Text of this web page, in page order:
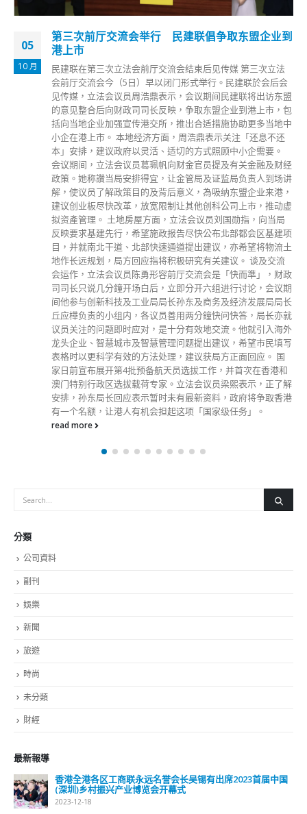
05
10 月
第三次前厅交流会举行 民建联倡争取东盟企业到
港上市
民建联在第三次立法会前厅交流会结束后见传媒 第三次立法
会前厅交流会今（5日）早以闭门形式举行。民建联於会后会
见传媒，立法会议员周浩鼎表示，会议期间民建联将出访东盟
的意见整合后向财政司司长反映，争取东盟企业到港上市，包
括向当地企业加强宣传港交所，推出合适措施协助更多当地中
小企在港上市。 本地经济方面，周浩鼎表示关注「还息不还
本」安排，建议政府以灵活、适切的方式照顾中小企需要。
会议期间，立法会议员葛珮帆向财金官员提及有关金融及财经
政策。她称讚当局安排得宜，让金管局及证监局负责人到场讲
解，使议员了解政策目的及背后意义，為吸纳东盟企业来港，
建议创业板尽快改革，放宽限制让其他创科公司上市，推动虚
拟资產管理。 土地房屋方面，立法会议员刘国勋指，向当局
反映要求基建先行，希望施政报告尽快公布北部都会区基建项
目，并就南北干道、北部快速通道提出建议，亦希望将物流土
地作长远规划，局方回应指将积极研究有关建议。 谈及交流
会运作，立法会议员陈勇形容前厅交流会是「快而準」，财政
司司长只说几分鐘开场白后，立即分开六组进行讨论，会议期
间他参与创新科技及工业局局长孙东及商务及经济发展局局长
丘应樺负责的小组内，各议员善用两分鐘快问快答，局长亦就
议员关注的问题即时应对，是十分有效地交流。他就引入海外
龙头企业、智慧城市及智慧管理问题提出建议，希望市民填写
表格时以更科学有效的方法处理，建议获局方正面回应。 国
家日前宣布展开第4批预备航天员选拔工作，并首次在香港和
澳门特别行政区选拔载荷专家。立法会议员梁熙表示，正了解
安排，孙东局长回应表示暂时未有最新资料，政府将争取香港
有一个名额，让港人有机会担起这项「国家级任务」。
read more
分類
公司資料
副刊
娛樂
新聞
旅遊
時尚
未分類
財經
最新報導
香港全港各区工商联永远名誉会长吴锡有出席2023首届中国
(深圳)乡村振兴产业博览会开幕式
2023-12-18